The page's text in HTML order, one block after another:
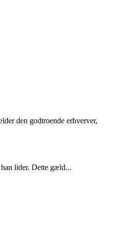
den godtroende erhverver,
lider. Dette gæld...